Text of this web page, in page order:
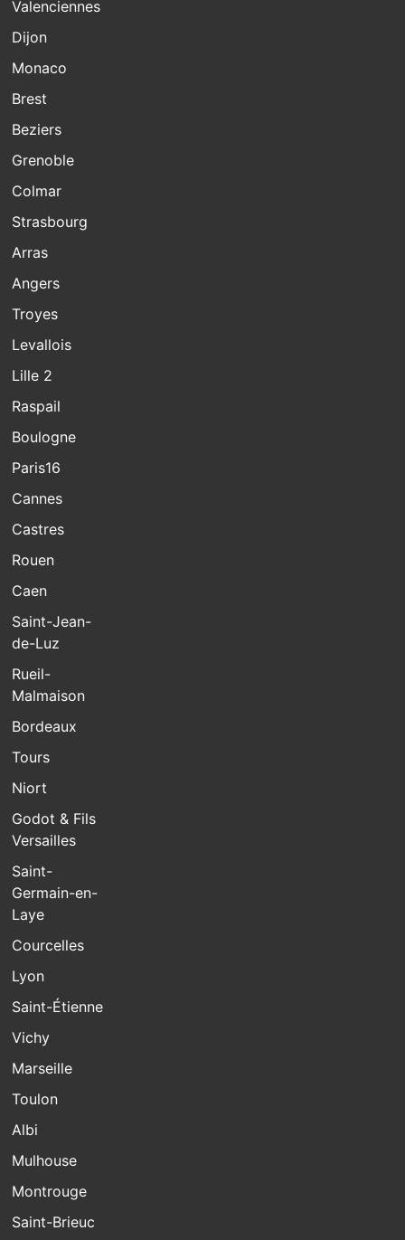
Valenciennes
Dijon
Monaco
Brest
Beziers
Grenoble
Colmar
Strasbourg
Arras
Angers
Troyes
Levallois
Lille 2
Raspail
Boulogne
Paris16
Cannes
Castres
Rouen
Caen
Saint-Jean-
de-Luz
Rueil-
Malmaison
Bordeaux
Tours
Niort
Godot & Fils
Versailles
Saint-
Germain-en-
Laye
Courcelles
Lyon
Saint-Étienne
Vichy
Marseille
Toulon
Albi
Mulhouse
Montrouge
Saint-Brieuc